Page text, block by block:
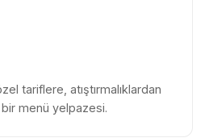
tariflere, atıştırmalıklardan
menü yelpazesi.